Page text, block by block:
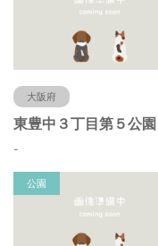
大阪府
東豊中３丁目第５公園
-
公園